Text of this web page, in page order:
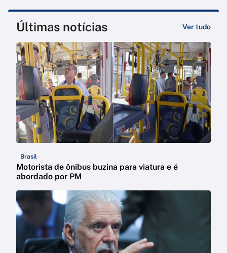
Últimas notícias Ver tudo
Brasil
Motorista de ônibus buzina para viatura e é
abordado por PM